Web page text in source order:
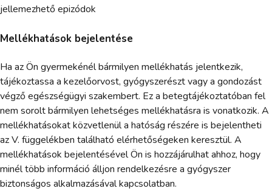
jellemezhető epizódok
Mellékhatások bejelentése
Ha az Ön gyermekénél bármilyen mellékhatás jelentkezik,
tájékoztassa a kezelőorvost, gyógyszerészt vagy a gondozást
végző egészségügyi szakembert. Ez a betegtájékoztatóban fel
nem sorolt bármilyen lehetséges mellékhatásra is vonatkozik. A
mellékhatásokat közvetlenül a hatóság részére is bejelentheti
az V. függelékben található elérhetőségeken keresztül. A
mellékhatások bejelentésével Ön is hozzájárulhat ahhoz, hogy
minél több információ álljon rendelkezésre a gyógyszer
biztonságos alkalmazásával kapcsolatban.